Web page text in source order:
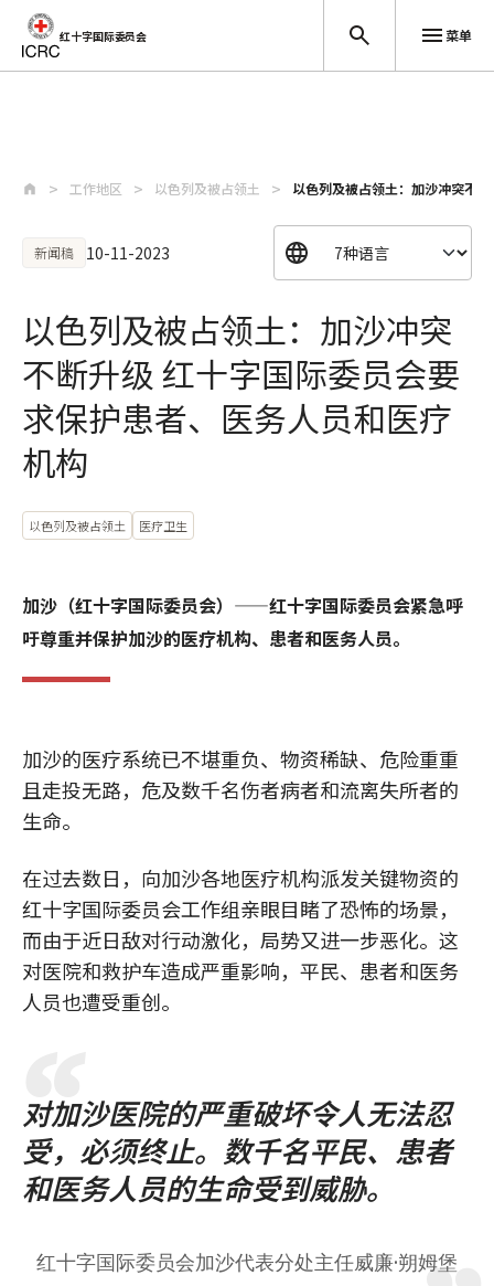
红十字国际委员会 菜单
工作地区 以色列及被占领土 以色列及被占领土：加沙冲突不
新闻稿 10-11-2023
以色列及被占领土：加沙冲突
不断升级 红十字国际委员会要
求保护患者、医务人员和医疗
机构
以色列及被占领土 医疗卫生
加沙（红十字国际委员会）——红十字国际委员会紧急呼
吁尊重并保护加沙的医疗机构、患者和医务人员。
加沙的医疗系统已不堪重负、物资稀缺、危险重重
且走投无路，危及数千名伤者病者和流离失所者的
生命。
在过去数日，向加沙各地医疗机构派发关键物资的
红十字国际委员会工作组亲眼目睹了恐怖的场景，
而由于近日敌对行动激化，局势又进一步恶化。这
对医院和救护车造成严重影响，平民、患者和医务
人员也遭受重创。
对加沙医院的严重破坏令人无法忍
受，必须终止。数千名平民、患者
和医务人员的生命受到威胁。
红十字国际委员会加沙代表分处主任威廉·朔姆堡